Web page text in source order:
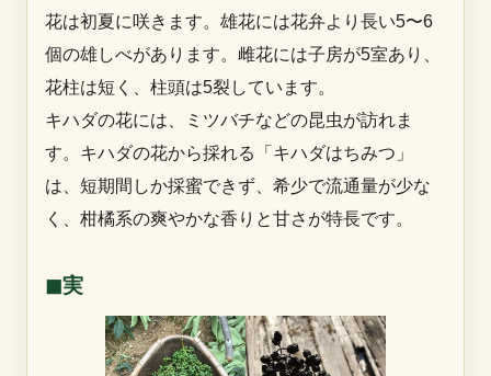
花は初夏に咲きます。雄花には花弁より長い5〜6
個の雄しべがあります。雌花には子房が5室あり、
花柱は短く、柱頭は5裂しています。
キハダの花には、ミツバチなどの昆虫が訪れま
す。キハダの花から採れる「キハダはちみつ」
は、短期間しか採蜜できず、希少で流通量が少な
く、柑橘系の爽やかな香りと甘さが特長です。
◼︎実